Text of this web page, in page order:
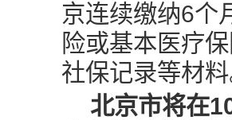
京连续缴纳6个
险或基本医疗
社保记录等材
北京市将在